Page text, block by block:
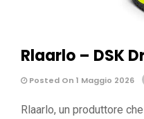
Rlaarlo – DSK
Posted On 1 Maggio 2026
Rlaarlo, un produttore